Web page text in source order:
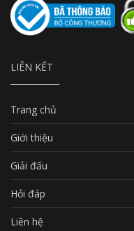
LIÊN KẾT
Trang chủ
Giới thiệu
Giải đấu
Hỏi đáp
Liên hệ